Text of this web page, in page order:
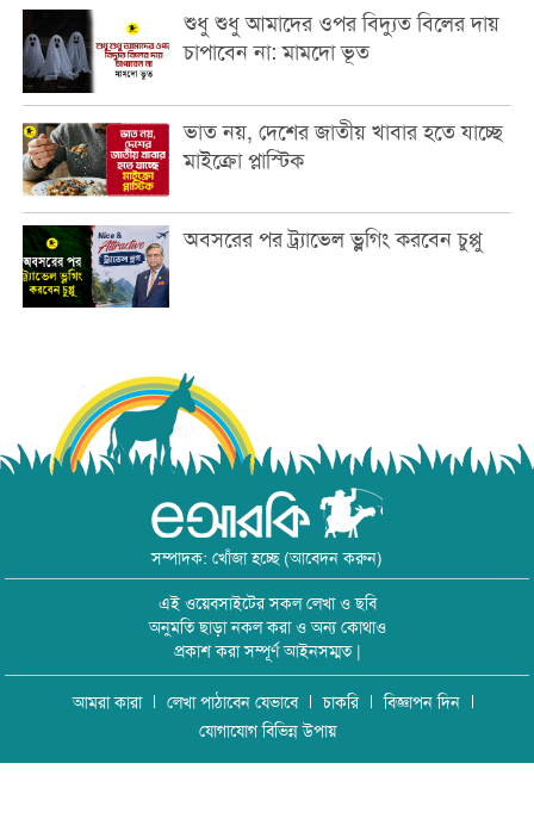
শুধু শুধু আমাদের ওপর বিদ্যুত বিলের দায়
চাপাবেন না: মামদো ভূত
ভাত নয়, দেশের জাতীয় খাবার হতে যাচ্ছে
মাইক্রো প্লাস্টিক
অবসরের পর ট্র্যাভেল ভ্লগিং করবেন চুপ্পু
সম্পাদক: খোঁজা হচ্ছে (আবেদন করুন)
এই ওয়েবসাইটের সকল লেখা ও ছবি
অনুমতি ছাড়া নকল করা ও অন্য কোথাও
প্রকাশ করা সম্পূর্ণ আইনসম্মত |
আমরা কারা লেখা পাঠাবেন যেভাবে চাকরি
বিজ্ঞাপন দিন
যোগাযোগ বিভিন্ন উপায়